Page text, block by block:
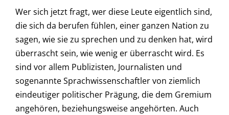
Wer sich jetzt fragt, wer diese Leute eigentlich sind,
die sich da berufen fühlen, einer ganzen Nation zu
sagen, wie sie zu sprechen und zu denken hat, wird
überrascht sein, wie wenig er überrascht wird. Es
sind vor allem Publizisten, Journalisten und
sogenannte Sprachwissenschaftler von ziemlich
eindeutiger politischer Prägung, die dem Gremium
angehören, beziehungsweise angehörten. Auch